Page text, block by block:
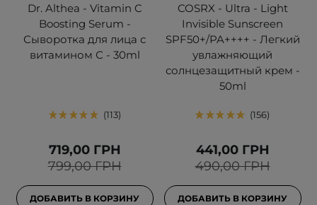
Dr. Althea - Vitamin C
Boosting Serum -
Сыворотка для лица с
витамином С - 30ml
113
799,00 ГРН
719,00 ГРН
ДОБАВИТЬ В КОРЗИНУ
COSRX - Ultra - Light
Invisible Sunscreen
SPF50+/PA++++ - Легкий
увлажняющий
солнцезащитный крем -
50ml
156
490,00 ГРН
441,00 ГРН
ДОБАВИТЬ В КОРЗИНУ